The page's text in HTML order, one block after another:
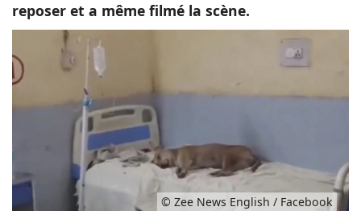
reposer et a même filmé la scène.
© Zee News English / Facebook